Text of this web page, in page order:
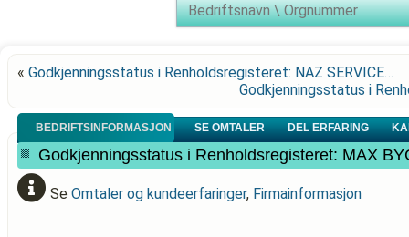
« Godkjenningsstatus i Renholdsregisteret: NAZ SERVICE…
Godkjenningsstatus i
BEDRIFTSINFORMASJON SE OMTALER DEL ERFARING
Godkjenningsstatus i Renholdsregisteret: MAX
Se Omtaler og kundeerfaringer, Firmainformasjon